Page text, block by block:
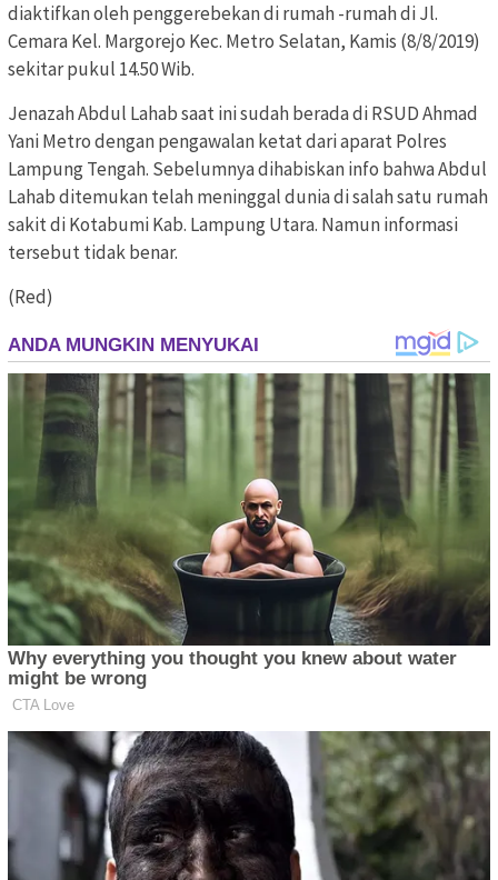
diaktifkan oleh penggerebekan di rumah -rumah di Jl.
Cemara Kel. Margorejo Kec. Metro Selatan, Kamis (8/8/2019)
sekitar pukul 14.50 Wib.
Jenazah Abdul Lahab saat ini sudah berada di RSUD Ahmad
Yani Metro dengan pengawalan ketat dari aparat Polres
Lampung Tengah. Sebelumnya dihabiskan info bahwa Abdul
Lahab ditemukan telah meninggal dunia di salah satu rumah
sakit di Kotabumi Kab. Lampung Utara. Namun informasi
tersebut tidak benar.
(Red)